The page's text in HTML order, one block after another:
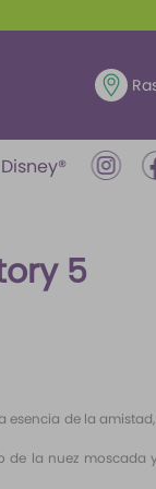
Disney®
5
de la
la nuez moscada